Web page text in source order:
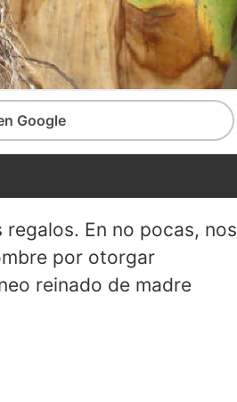
Google
En no pocas, nos
por otorgar
reinado de madre